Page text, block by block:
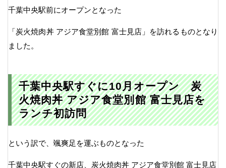
千葉中央駅前にオープンとなった
「炭火焼肉丼 アジア食堂別館 富士見店」を訪れるものとなり
ました。
千葉中央駅すぐに10月オープン 炭
火焼肉丼 アジア食堂別館 富士見店を
ランチ初訪問
という訳で、颯爽足を運ぶものとなった
千葉中央駅すぐの新店、炭火焼肉丼 アジア食堂別館 富士見店